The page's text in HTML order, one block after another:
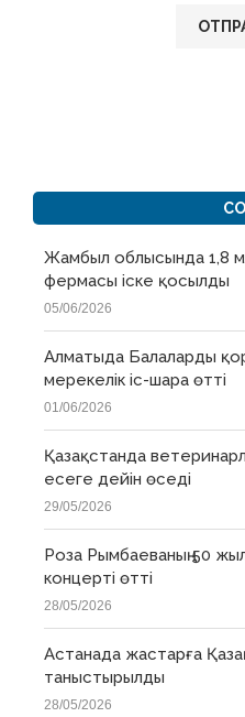
Жамбыл облысында 1,8
фермасы іске қосылды
05/06/2026
Алматыда Балаларды
мерекелік іс-шара өтті
01/06/2026
Қазақстанда
есеге дейін өседі
29/05/2026
Роза Рымбаеваның 50
концерті өтті
28/05/2026
Астанада жастарға
таныстырылды
28/05/2026